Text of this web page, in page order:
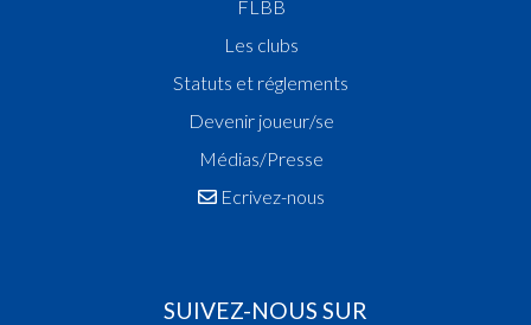
FLBB
Les clubs
Statuts et réglements
Devenir joueur/se
Médias/Presse
Ecrivez-nous
SUIVEZ-NOUS SUR